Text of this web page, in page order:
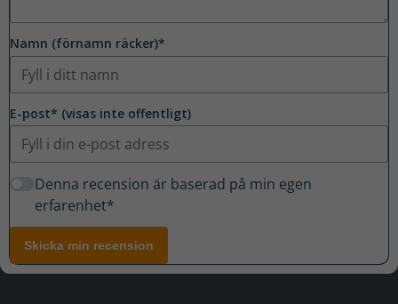
Namn (förnamn räcker)*
E-post* (visas inte offentligt)
Denna recension är baserad på min egen
erfarenhet*
Skicka min recension